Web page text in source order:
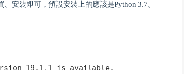
、安裝即可，預設安裝上的應該是Python 3.7。
19.1 . 1 is available.